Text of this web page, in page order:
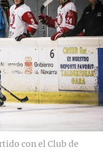
con el Club de